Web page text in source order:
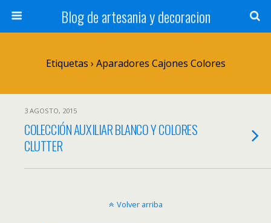
Blog de artesania y decoracion
Etiquetas › Aparadores Cajones Colores
3 AGOSTO, 2015
COLECCIÓN AUXILIAR BLANCO Y COLORES
CLUTTER
Volver arriba